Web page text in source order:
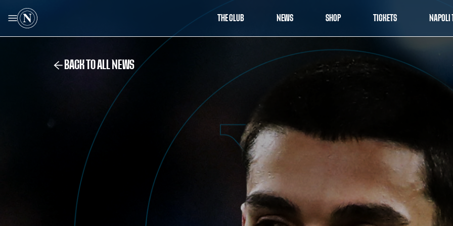
THE CLUB NEWS SHOP TICKETS NAPOLI
BACK TO ALL NEWS